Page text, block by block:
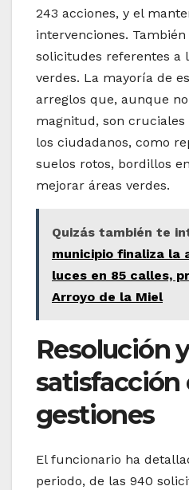
243 acciones, y el
intervenciones.
solicitudes referentes a
verdes. La mayoría de
arreglos que, aunque
magnitud, son
los ciudadanos, como
suelos rotos, bordillos
mejorar áreas verdes.
Quizás también te
municipio finaliza la
luces en 85 calles,
Arroyo de la Miel
Resolución y
satisfacción
gestiones
El funcionario ha
periodo, de las 940